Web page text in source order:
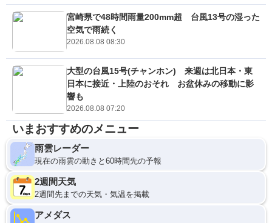
宮崎県で48時間雨量200mm超 台風13号の湿った
空気で雨続く
2026.08.08 08:30
大型の台風15号(チャンホン) 来週は北日本・東
日本に接近・上陸のおそれ お盆休みの移動に影
響も
2026.08.08 07:20
いまおすすめのメニュー
雨雲レーダー
現在の雨雲の動きと60時間先の予報
2週間天気
2週間先までの天気・気温を掲載
アメダス